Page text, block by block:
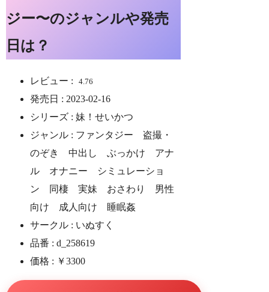
ジー〜のジャンルや発売
日は？
レビュー : 4.76
発売日 : 2023-02-16
シリーズ : 妹！せいかつ
ジャンル : ファンタジー 盗撮・
のぞき 中出し ぶっかけ アナ
ル オナニー シミュレーショ
ン 同棲 実妹 おさわり 男性
向け 成人向け 睡眠姦
サークル : いぬすく
品番 : d_258619
価格 : ￥3300